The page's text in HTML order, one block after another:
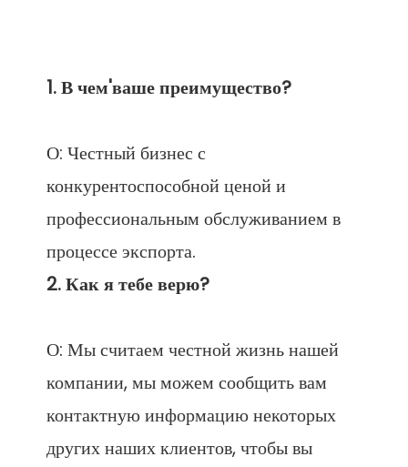
О: Честный бизнес с
конкурентоспособной ценой и
профессиональным обслуживанием в
О: Мы считаем честной жизнь нашей
компании, мы можем сообщить вам
контактную информацию некоторых
других наших клиентов, чтобы вы